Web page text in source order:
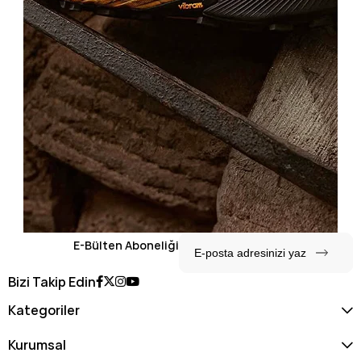
E-Bülten Aboneliği
Bizi Takip Edin
Kategoriler
Kurumsal